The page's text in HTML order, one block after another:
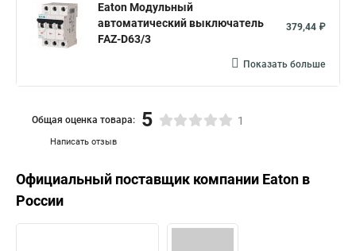
Eaton Модульный
автоматический выключатель
FAZ-D63/3
379,44 ₽
Показать больше
Написать отзыв
Общая оценка товара: 5 1
Официальный поставщик компании Eaton в
России